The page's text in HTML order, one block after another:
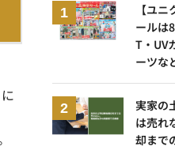
【ユ
ールは
T・UV
ーツな
実家の
は売れ
却まで